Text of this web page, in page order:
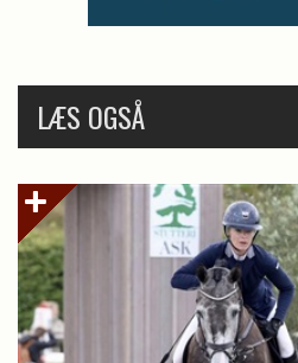
LÆS OGSÅ